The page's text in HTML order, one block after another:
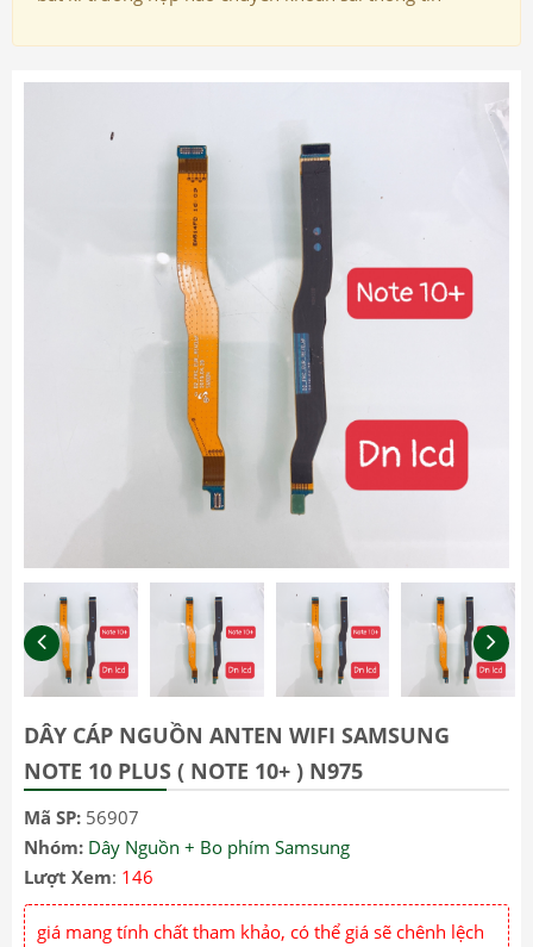
DÂY CÁP NGUỒN ANTEN WIFI SAMSUNG
NOTE 10 PLUS ( NOTE 10+ ) N975
Mã SP: 56907
Nhóm: Dây Nguồn + Bo phím Samsung
Lượt Xem: 146
giá mang tính chất tham khảo, có thể giá sẽ chênh lệch